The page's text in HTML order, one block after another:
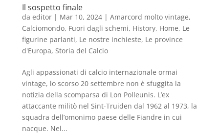
Il sospetto finale
da editor| Mar 10, 2024| Amarcord molto vintage,
Calciomondo, Fuori dagli schemi, History, Home, Le
figurine parlanti, Le nostre inchieste, Le province
d'Europa, Storia del Calcio
Agli appassionati di calcio internazionale ormai
vintage, lo scorso 20 settembre non è sfuggita la
notizia della scomparsa di Lon Polleunis. L’ex
attaccante militò nel Sint-Truiden dal 1962 al 1973, la
squadra dell’omonimo paese delle Fiandre in cui
nacque. Nel...